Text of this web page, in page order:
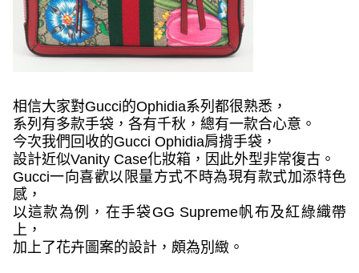
相信大家對Gucci的Ophidia系列都很熟悉，
系列有多款手袋，各有千秋，總有一款合心意。
今次我們回收的Gucci Ophidia肩揹手袋，
設計近似Vanity Case化妝箱，因此外型非常復古。
Gucci一向喜歡以限量方式不時為現有款式加添特色
感，
以這款為例，在手袋 GG Supreme帆布及紅綠織帶
上，
加上了花卉圖案的設計，頗為別緻。